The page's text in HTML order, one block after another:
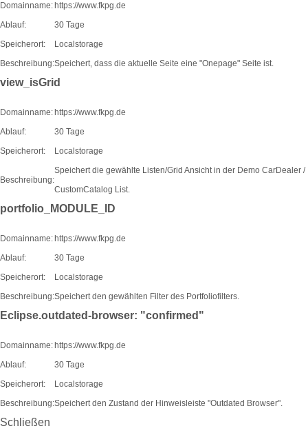
Domainname:https://www.fkpg.de
Ablauf: 30 Tage
Speicherort: Localstorage
Beschreibung:Speichert, dass die aktuelle Seite eine "Onepage" Seite ist.
view_isGrid
Domainname:https://www.fkpg.de
Ablauf: 30 Tage
Speicherort: Localstorage
Beschreibung:
Speichert die gewählte Listen/Grid Ansicht in der Demo CarDealer /
CustomCatalog List.
portfolio_MODULE_ID
Domainname:https://www.fkpg.de
Ablauf: 30 Tage
Speicherort: Localstorage
Beschreibung:Speichert den gewählten Filter des Portfoliofilters.
Eclipse.outdated-browser: "confirmed"
Domainname:https://www.fkpg.de
Ablauf: 30 Tage
Speicherort: Localstorage
Beschreibung:Speichert den Zustand der Hinweisleiste "Outdated Browser".
Schließen